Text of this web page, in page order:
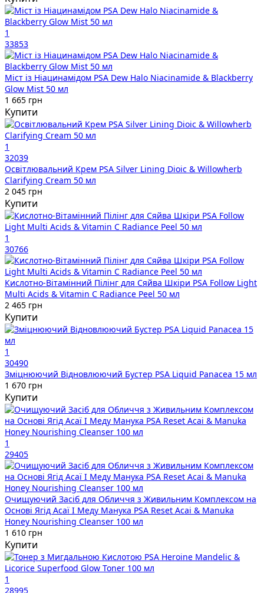
1
33853
Міст із Ніацинамідом PSA Dew Halo Niacinamide & Blackberry
Glow Mist 50 мл
1 665 грн
Купити
1
32039
Освітлювальний Крем PSA Silver Lining Dioic & Willowherb
Clarifying Cream 50 мл
2 045 грн
Купити
1
30766
Кислотно-Вітамінний Пілінг для Сяйва Шкіри PSA Follow Light
Multi Acids & Vitamin C Radiance Peel 50 мл
2 465 грн
Купити
1
30490
Зміцнюючий Відновлюючий Бустер PSA Liquid Panacea 15 мл
1 670 грн
Купити
1
29405
Очищуючий Засіб для Обличчя з Живильним Комплексом на
Основі Ягід Асаї І Меду Манука PSA Reset Acai & Manuka
Honey Nourishing Cleanser 100 мл
1 610 грн
Купити
1
28995